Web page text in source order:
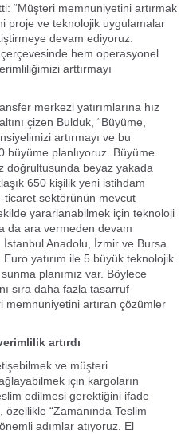
“Müşteri memnuniyetini artırmak
proje ve teknolojik uygulamalar
devam ediyoruz.
hem operasyonel
arttırmayı
merkezi yatırımlarına hız
çizen Bulduk, “Büyüme,
artırmayı ve bu
büyüme planlıyoruz. Büyüme
doğrultusunda beyaz yakada
650 kişilik yeni istihdam
ticaret sektörünün mevcut
yararlanabilmek için teknoloji
da ara vermeden devam
Anadolu, İzmir ve Bursa
yatırım ile 5 büyük teknolojik
planımız var. Böylece
sıra daha fazla tasarruf
memnuniyetini artıran çözümler
artırdı
ve müşteri
için kargoların
edilmesi gerektiğini ifade
“Zamanında Teslim
adımlar atıyoruz. El